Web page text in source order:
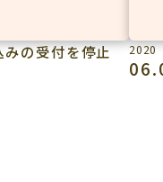
の受付を停止 2020